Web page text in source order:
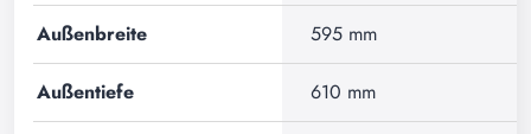
Außenbreite 595 mm
Außentiefe 610 mm